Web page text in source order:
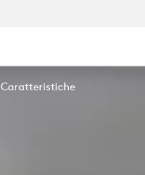
Caratteristiche